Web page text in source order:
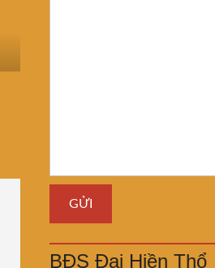
BĐS Đại Hiền Thổ